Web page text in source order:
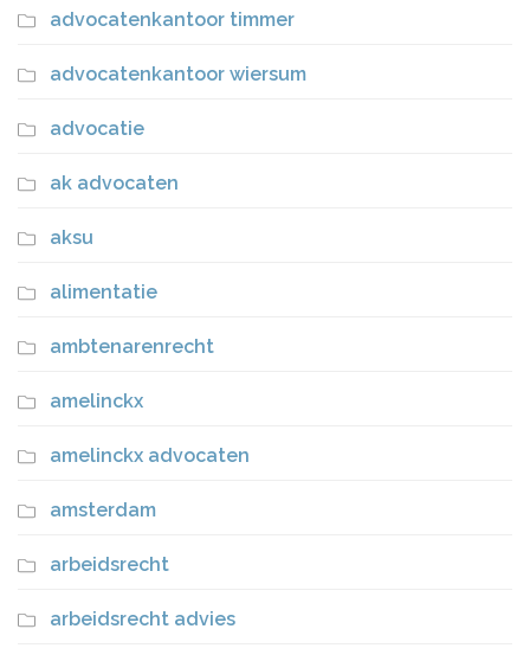
advocatenkantoor timmer
advocatenkantoor wiersum
advocatie
ak advocaten
aksu
alimentatie
ambtenarenrecht
amelinckx
amelinckx advocaten
amsterdam
arbeidsrecht
arbeidsrecht advies